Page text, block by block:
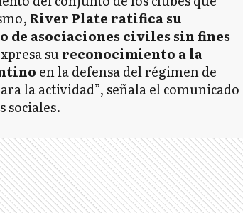
River Plate ratifica su
de asociaciones civiles sin fines
sureconocimiento a la
en la defensa del régimen de
la actividad”, señala el comunicado
sociales.